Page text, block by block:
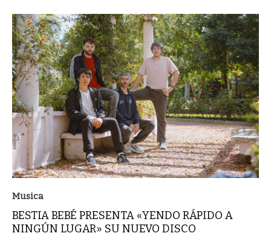
Musica
BESTIA BEBÉ PRESENTA «YENDO RÁPIDO A
NINGÚN LUGAR» SU NUEVO DISCO